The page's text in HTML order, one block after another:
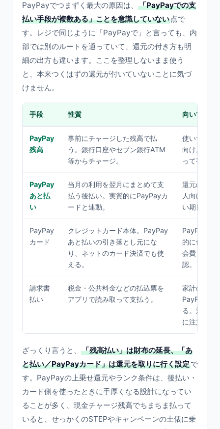
PayPayでつまずく最大の原因は、
「PayPayでの支
払い手段が複数ある」ことを意識していない 点で
す。レジで同じように「PayPayで」と言っても、内
部では別のルートを通っていて、還元の付き方も明
細の出方も違います。ここを整理しないまま使う
と、本来つくはずの還元が付いていないことに気づ
けません。
手段 性質 向いている
PayPay
残高
事前にチャージした残高で払
う。銀行口座やセブン銀行ATM
等からチャージ。
使いすぎを
向け。チャ
って手間が
PayPay
あと払
い
当月の利用を翌月にまとめて支
払う後払い。実質的にPayPayカ
ードと連動。
還元の土台
人向け。利
い期日の管
PayPay
カード
クレジットカード本体。PayPay
あと払いの引き落とし元にな
り、ネットのカード決済でも使
える。
PayPay経
的に使うな
会費・付帯
認。
請求書
払い
税金・公共料金などの払込票を
アプリで読み取って支払う。
家計の固定
PayPay側
る。対象自
に注意。
ざっくり言うと、
「残高払い」は財布の延長、「あ
と払い／PayPayカード」は還元を取りに行く設定で
す。PayPayの上乗せ還元やランク条件は、後払い・
カード側を使ったときに手厚くなる設計になってい
ることが多く、現金チャージ残高でちまちま払って
いると、せっかくのSTEPやキャンペーンの土俵に乗